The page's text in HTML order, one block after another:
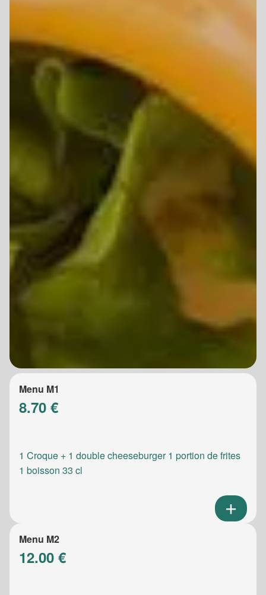
Menu M1
8.70 €
1 Croque + 1 double cheeseburger 1 portion de frites
1 boisson 33 cl
Menu M2
12.00 €